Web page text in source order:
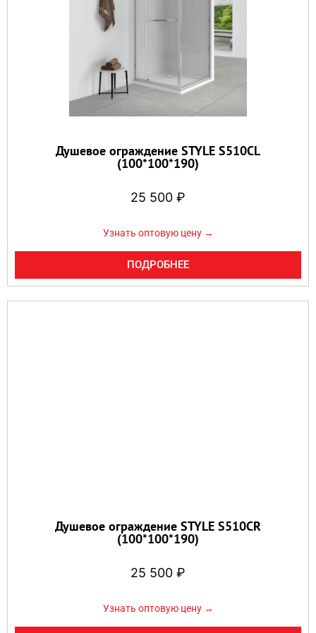
Душевое ограждение STYLE S510CL
(100*100*190)
25 500 ₽
Узнать оптовую цену →
ПОДРОБНЕЕ
Душевое ограждение STYLE S510CR
(100*100*190)
25 500 ₽
Узнать оптовую цену →